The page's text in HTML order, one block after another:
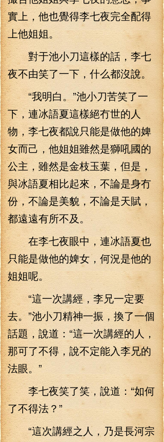
實上，他也覺得李七夜完全配得
上他姐姐。
對于池小刀這樣的話，李七
夜不由笑了一下，什么都沒說。
“我明白。”池小刀苦笑了一
下，連冰語夏這樣絕冇世的人
物，李七夜都說只能是做他的婢
女而己，他姐姐雖然是獅吼國的
公主，雖然是金枝玉葉，但是，
與冰語夏相比起來，不論是身冇
份，不論是美貌，不論是天賦，
都遠遠有所不及。
在李七夜眼中，連冰語夏也
只能是做他的婢女，何況是他的
姐姐呢。
“這一次講經，李兄一定要
去。”池小刀精神一振，換了一個
話題，說道：“這一次講經的人，
那可了不得，說不定能入李兄的
法眼。”
李七夜笑了笑，說道：“如何
了不得法？”
“這次講經之人，乃是長河宗